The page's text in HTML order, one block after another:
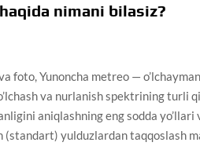
haqida nimani bilasiz?
foto, Yunoncha metreo —
va nurlanish spektrining turli
aniqlashning eng sodda
(standart) yulduzlardan taqqoslash